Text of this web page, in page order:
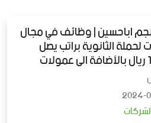
اباحسين | وظائف في مجال
لحملة الثانوية براتب يصل
2024-